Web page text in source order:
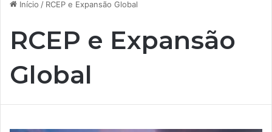
Início / RCEP e Expansão Global
RCEP e Expansão
Global